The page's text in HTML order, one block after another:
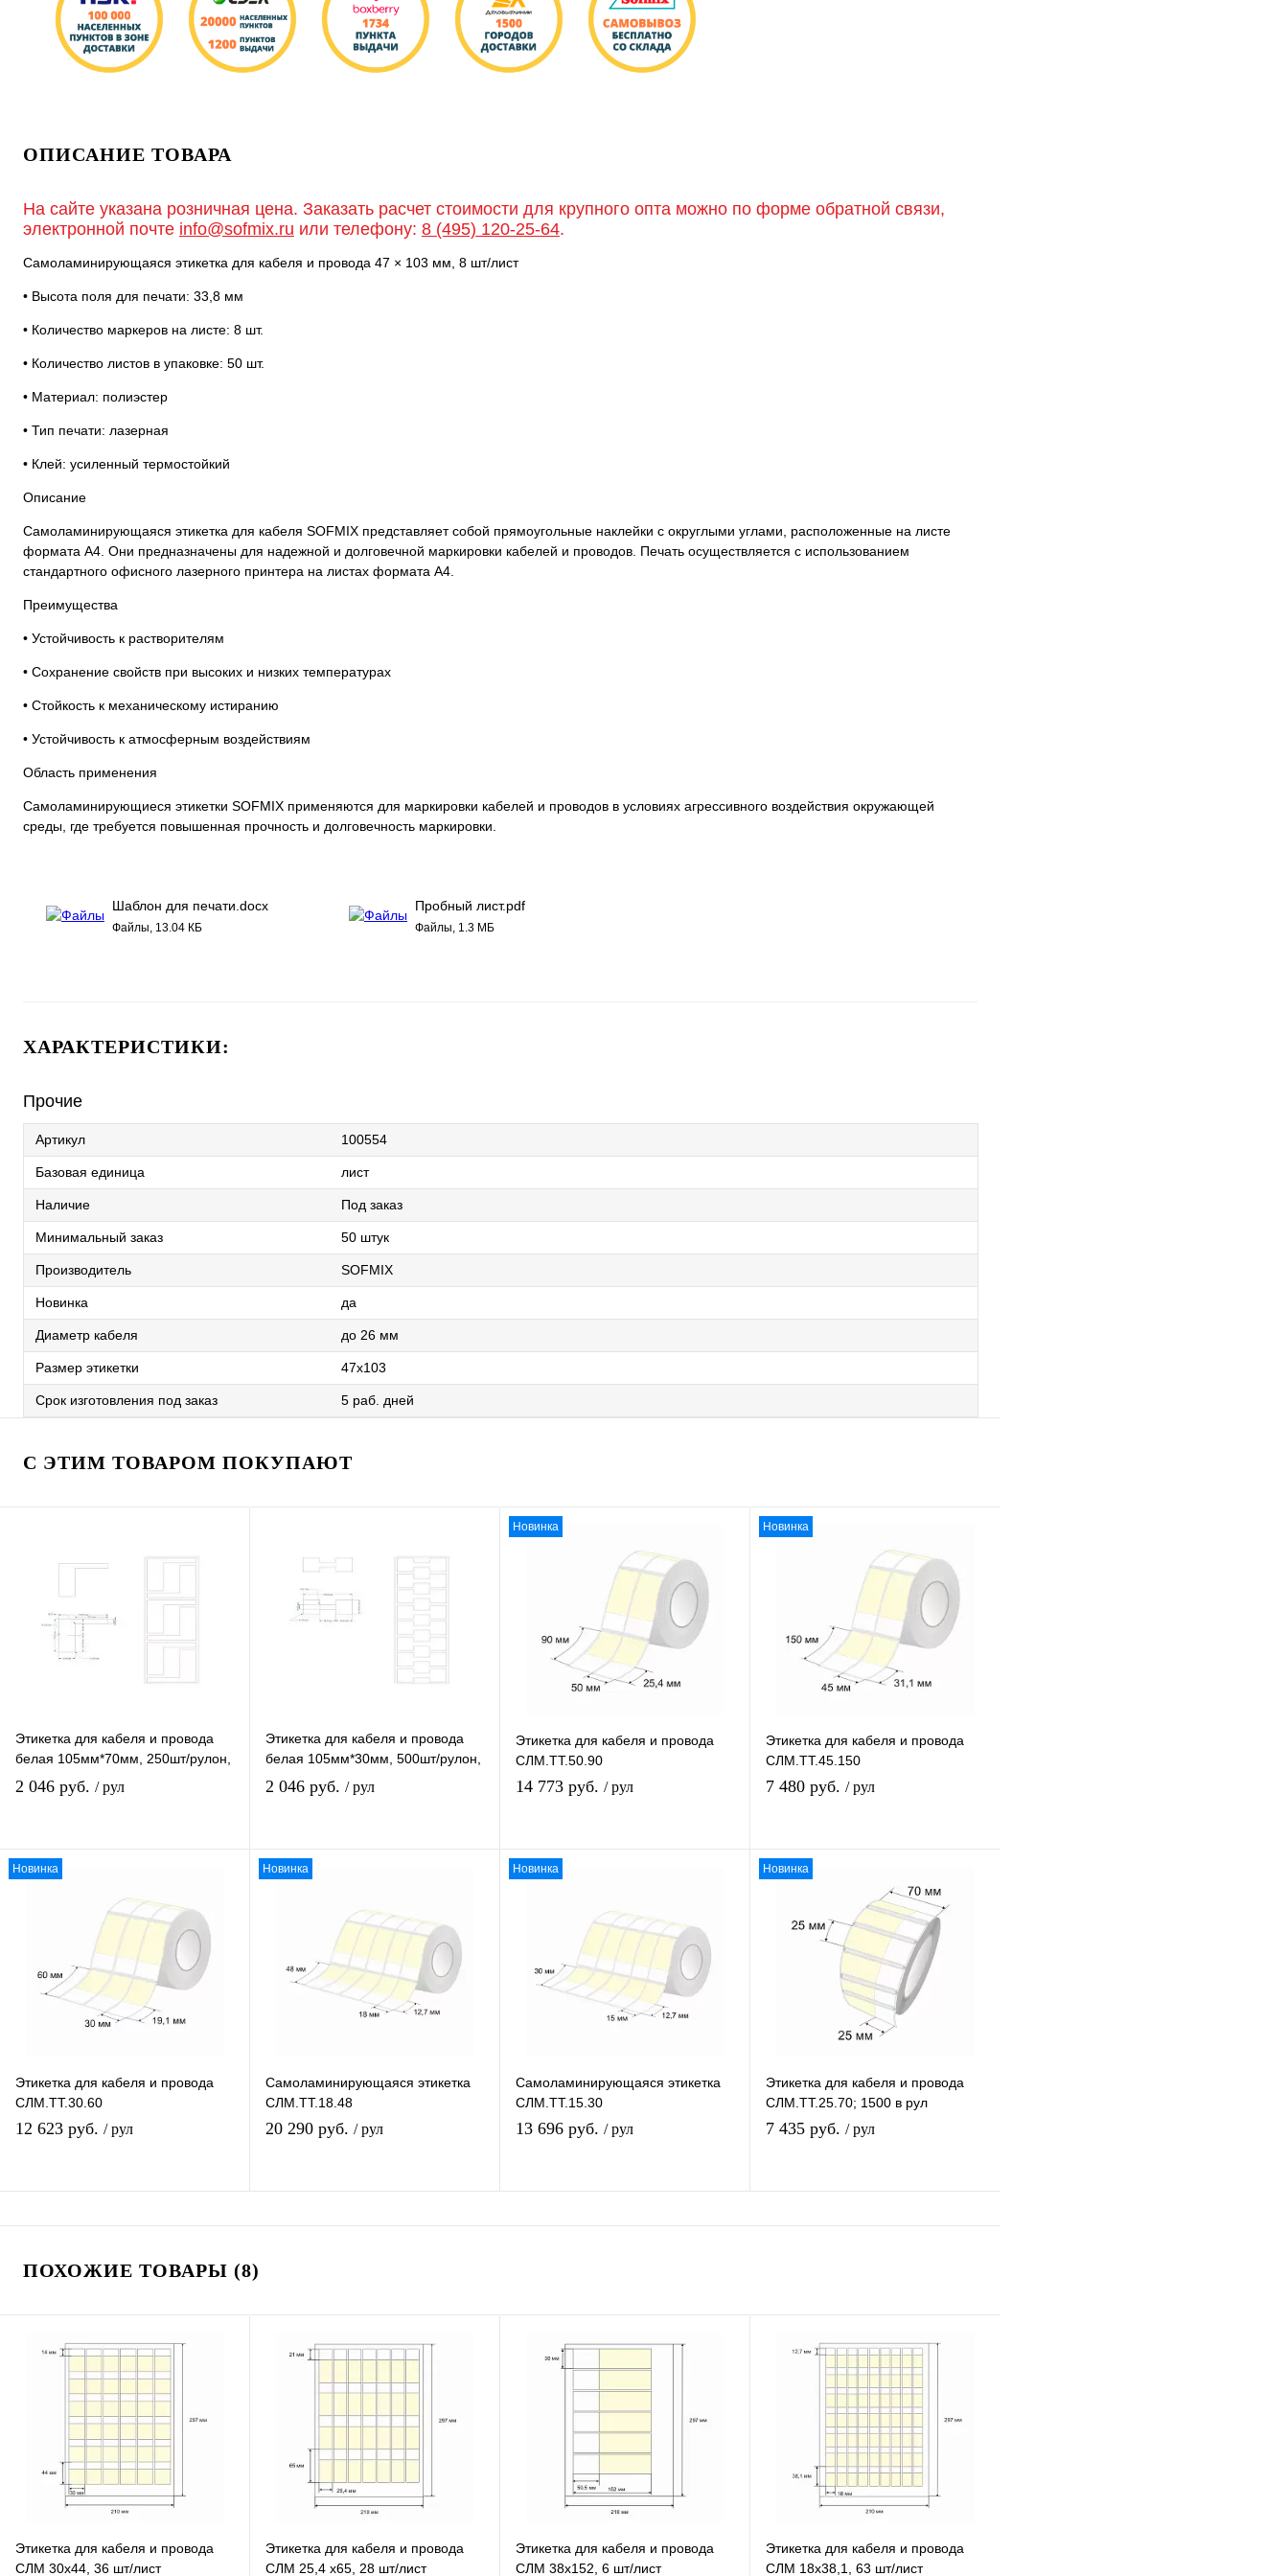
ОПИСАНИЕ ТОВАРА
На сайте указана розничная цена. Заказать расчет стоимости для крупного опта можно по форме обратной связи,
электронной почте info@sofmix.ru или телефону: 8 (495) 120-25-64.
Самоламинирующаяся этикетка для кабеля и провода 47 × 103 мм, 8 шт/лист
• Высота поля для печати: 33,8 мм
• Количество маркеров на листе: 8 шт.
• Количество листов в упаковке: 50 шт.
• Материал: полиэстер
• Тип печати: лазерная
• Клей: усиленный термостойкий
Описание
Самоламинирующаяся этикетка для кабеля SOFMIX представляет собой прямоугольные наклейки с округлыми углами, расположенные на листе
формата А4. Они предназначены для надежной и долговечной маркировки кабелей и проводов. Печать осуществляется с использованием
стандартного офисного лазерного принтера на листах формата А4.
Преимущества
• Устойчивость к растворителям
• Сохранение свойств при высоких и низких температурах
• Стойкость к механическому истиранию
• Устойчивость к атмосферным воздействиям
Область применения
Самоламинирующиеся этикетки SOFMIX применяются для маркировки кабелей и проводов в условиях агрессивного воздействия окружающей
среды, где требуется повышенная прочность и долговечность маркировки.
Шаблон для печати.docx
Файлы, 13.04 КБ
Пробный лист.pdf
Файлы, 1.3 МБ
ХАРАКТЕРИСТИКИ:
Прочие
Артикул 100554
Базовая единица лист
Наличие Под заказ
Минимальный заказ 50 штук
Производитель SOFMIX
Новинка да
Диаметр кабеля до 26 мм
Размер этикетки 47х103
Срок изготовления под заказ 5 раб. дней
С ЭТИМ ТОВАРОМ ПОКУПАЮТ
Этикетка для кабеля и провода
белая 105мм*70мм, 250шт/рулон,
вт40
2 046 руб. / рул
В избранное
К сравнению
В наличии
Этикетка для кабеля и провода
белая 105мм*30мм, 500шт/рулон,
вт40
2 046 руб. / рул
В избранное
К сравнению
В наличии
Новинка
Этикетка для кабеля и провода
СЛМ.ТТ.50.90
14 773 руб. / рул
К сравнению
В наличии
Новинка
Этикетка для кабеля и провода
СЛМ.ТТ.45.150
7 480 руб. / рул
В избранное
К сравнению
В наличии
Новинка
Этикетка для кабеля и провода
СЛМ.ТТ.30.60
12 623 руб. / рул
К сравнению
Новинка
Самоламинирующаяся этикетка
СЛМ.ТТ.18.48
20 290 руб. / рул
Новинка
Самоламинирующаяся этикетка
СЛМ.ТТ.15.30
13 696 руб. / рул
Новинка
Этикетка для кабеля и провода
СЛМ.ТТ.25.70; 1500 в рул
7 435 руб. / рул
ПОХОЖИЕ ТОВАРЫ (8)
Этикетка для кабеля и провода
СЛМ 30х44, 36 шт/лист
Этикетка для кабеля и провода
СЛМ 25,4 х65, 28 шт/лист
Этикетка для кабеля и провода
СЛМ 38х152, 6 шт/лист
Этикетка для кабеля и провода
СЛМ 18х38,1, 63 шт/лист